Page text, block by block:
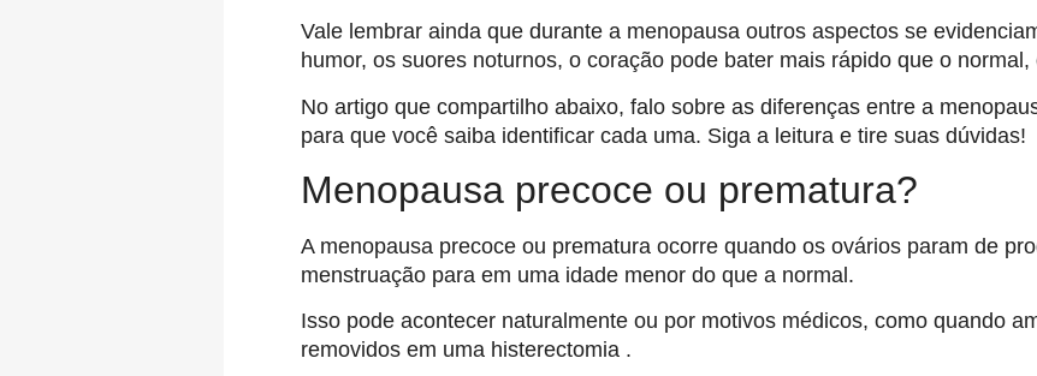
Vale lembrar ainda que durante a menopausa outros aspectos se
humor, os suores noturnos, o coração pode bater mais rápido que o normal,
No artigo que compartilho abaixo, falo sobre as diferenças entre a
para que você saiba identificar cada uma. Siga a leitura e tire suas dúvidas!
Menopausa precoce ou prematura?
A menopausa precoce ou prematura ocorre quando os ovários param de
menstruação para em uma idade menor do que a normal.
Isso pode acontecer naturalmente ou por motivos médicos, como quando
removidos em uma histerectomia .